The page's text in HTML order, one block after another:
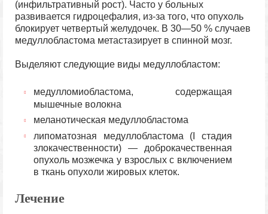
(инфильтративный рост). Часто у больных
развивается гидроцефалия, из-за того, что опухоль
блокирует четвертый желудочек. В 30—50 % случаев
медуллобластома метастазирует в спинной мозг.
Выделяют следующие виды медуллобластом:
медулломиобластома, содержащая
мышечные волокна
меланотическая медуллобластома
липоматозная медуллобластома (I стадия
злокачественности) — доброкачественная
опухоль мозжечка у взрослых с включением
в ткань опухоли жировых клеток.
Лечение